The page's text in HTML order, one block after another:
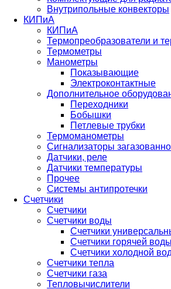
Внутрипольные конвекторы
КИПиА
КИПиА
Термопреобразователи и
Термометры
Манометры
Показывающие
Электроконтактные
Дополнительное
Переходники
Бобышки
Петлевые трубки
Термоманометры
Сигнализаторы
Датчики, реле
Датчики температуры
Прочее
Системы антипротечки
Счетчики
Счетчики
Счетчики воды
Счетчики
Счетчики горячей воды
Счетчики холодной
Счетчики тепла
Счетчики газа
Тепловычислители